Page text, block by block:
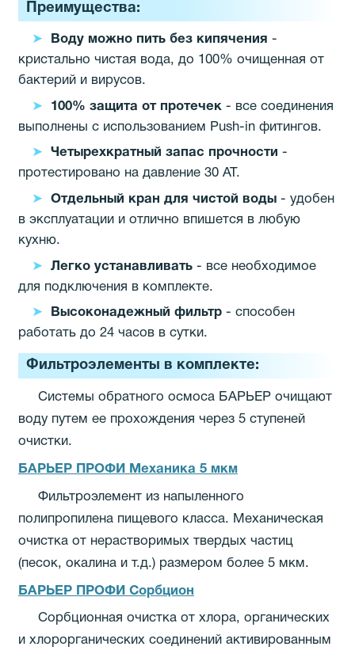
Преимущества:
Воду можно пить без кипячения -
кристально чистая вода, до 100% очищенная от
бактерий и вирусов.
100% защита от протечек - все соединения
выполнены с использованием Push-in фитингов.
Четырехкратный запас прочности -
протестировано на давление 30 АТ.
Отдельный кран для чистой воды- удобен
в эксплуатации и отлично впишется в любую
кухню.
Легко устанавливать- все необходимое
для подключения в комплекте.
Высоконадежный фильтр- способен
работать до 24 часов в сутки.
Фильтроэлементы в комплекте:
Системы обратного осмоса БАРЬЕР очищают
воду путем ее прохождения через 5 ступеней
очистки.
БАРЬЕР ПРОФИ Механика 5 мкм
Фильтроэлемент из напыленного
полипропилена пищевого класса. Механическая
очистка от нерастворимых твердых частиц
(песок, окалина и т.д.) размером более 5 мкм.
БАРЬЕР ПРОФИ Сорбцион
Сорбционная очистка от хлора, органических
и хлорорганических соединений активированным